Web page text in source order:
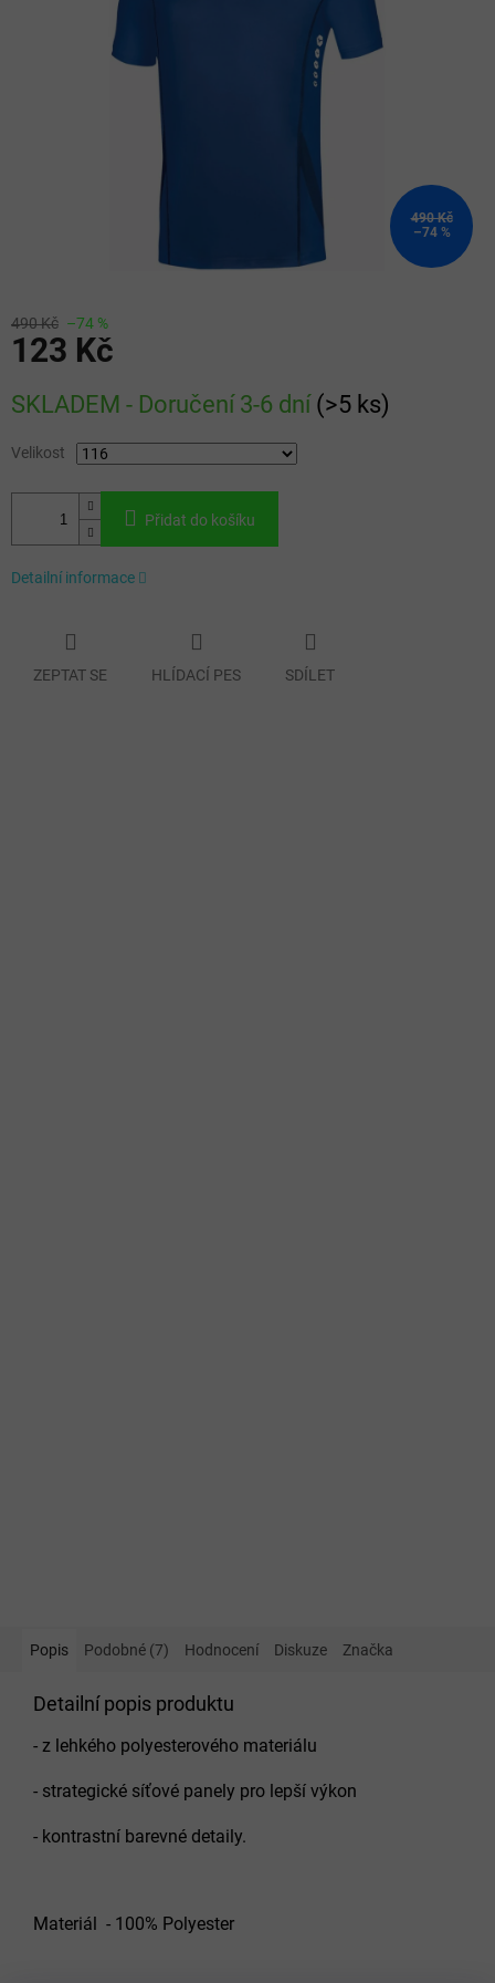
hvězdiček.
490 Kč
–74 %
490 Kč –74 %
123 Kč
cena:
SKLADEM - Doručení 3-6 dní (>5 ks)
Velikost
Přidat do košíku
Detailní informace
ZEPTAT SE HLÍDACÍ PES SDÍLET
Popis Podobné (7) Hodnocení Diskuze Značka
Detailní popis produktu
- z lehkého polyesterového materiálu
- strategické síťové panely pro lepší výkon
- kontrastní barevné detaily.
Materiál - 100% Polyester